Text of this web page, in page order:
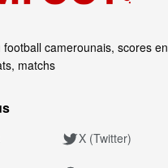
football camerounais, scores en
matchs
X (Twitter)